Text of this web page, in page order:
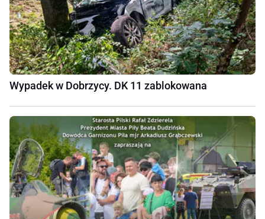
Wypadek w Dobrzycy. DK 11 zablokowana